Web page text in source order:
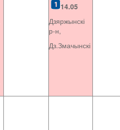
14.05
Дзяржынскі
р-н,
Дз.Змачынскі